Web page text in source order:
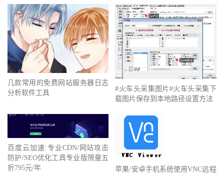
几款常用的免费网站服务器日志
分析软件工具
#火车头采集图片#火车头采集下
载图片保存到本地路径设置方法
百度云加速:专业CDN/网站攻击
防护/SEO优化工具专业版限量五
折‭795‬元/年
苹果/安卓手机系统使用VNC远程